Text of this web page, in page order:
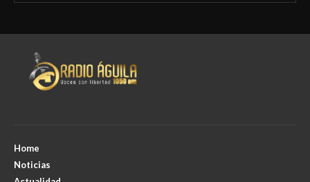
Home
Noticias